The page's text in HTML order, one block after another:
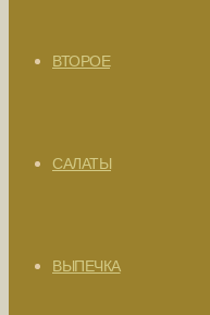
ВТОРОЕ
САЛАТЫ
ВЫПЕЧКА